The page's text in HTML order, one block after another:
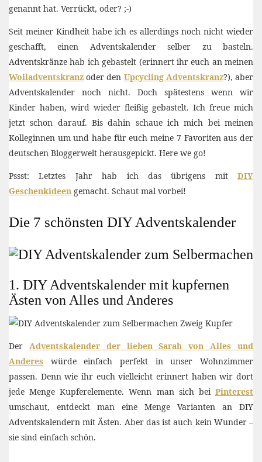
genannt hat. Verrückt, oder? ;-)
Seit meiner Kindheit habe ich es allerdings noch nicht wieder
geschafft, einen Adventskalender selber zu basteln.
Adventskränze hab ich gebastelt (erinnert ihr euch an meinen
Wolladventskranz oder den Upcycling Adventskranz?), aber
Adventskalender noch nicht. Doch spätestens wenn wir
Kinder haben, wird wieder fleißig gebastelt. Ich freue mich
jetzt schon darauf. Bis dahin schaue ich mich bei meinen
Kolleginnen um und habe für euch meine 7 Favoriten aus der
deutschen Bloggerwelt herausgepickt. Here we go!
Pssst: Letztes Jahr hab ich das übrigens mit DIY
Geschenkideen gemacht. Schaut mal vorbei!
Die 7 schönsten DIY Adventskalender
1. DIY Adventskalender mit kupfernen
Ästen von Alles und Anderes
Der Adventskalender der lieben Sarah von Alles und
Anderes würde einfach perfekt in unser Wohnzimmer
passen. Denn wie ihr euch vielleicht erinnert haben wir dort
jede Menge Kupferelemente. Wenn man sich bei Pinterest
umschaut, entdeckt man eine Menge Varianten an DIY
Adventskalendern mit Ästen. Aber das ist auch kein Wunder –
sie sind einfach schön.